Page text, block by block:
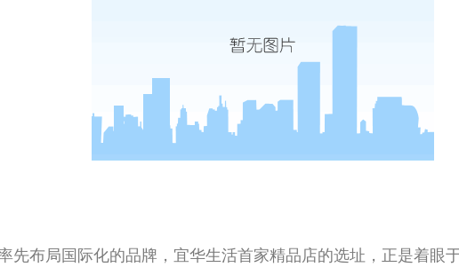
先布局国际化的品牌，宜华生活首家精品店的选址，正是着